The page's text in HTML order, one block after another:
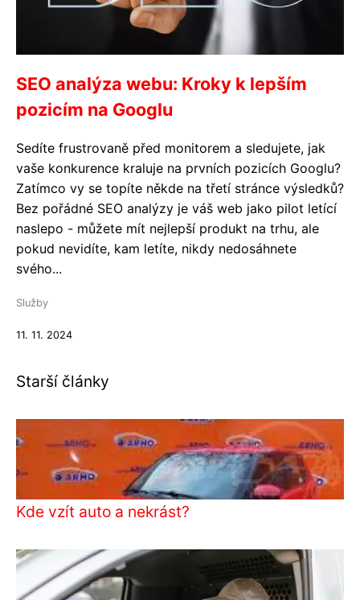
SEO analýza webu: Kroky k lepším
pozicím na Googlu
Sedíte frustrovaně před monitorem a sledujete, jak
vaše konkurence kraluje na prvních pozicích Googlu?
Zatímco vy se topíte někde na třetí stránce výsledků?
Bez pořádné SEO analýzy je váš web jako pilot letící
naslepo - můžete mít nejlepší produkt na trhu, ale
pokud nevidíte, kam letíte, nikdy nedosáhnete
svého...
Služby
11. 11. 2024
Starší články
Kde vzít auto a nekrást?